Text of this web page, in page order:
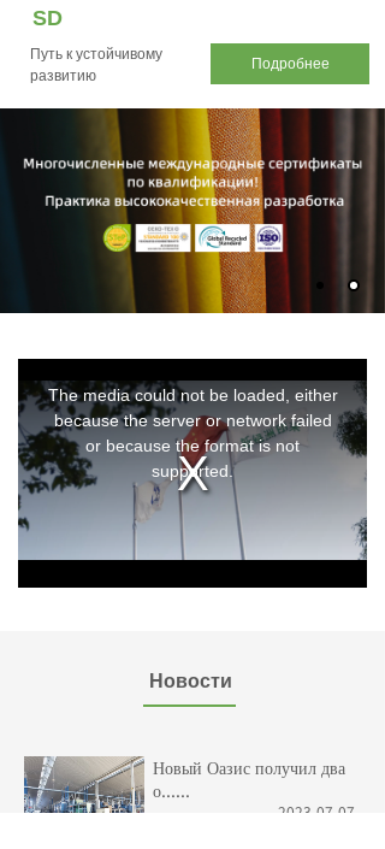
Подробнее
Путь к устойчивому
развитию
SD
Новый Оазис получил два
о......
2023-07-07
Новости